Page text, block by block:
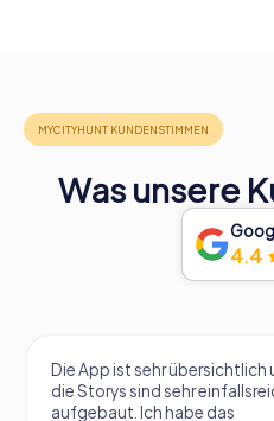
Was unsere
4.4
übersichtlich und
sehr einfallsreich
habe das